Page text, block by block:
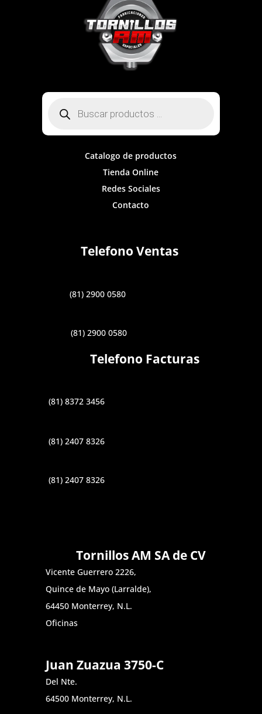
productos
Catalogo de productos
Tienda Online
Redes Sociales
Contacto
Telefono Ventas
(81) 2900 0580
(81) 2900 0580
Telefono Facturas
(81) 8372 3456
(81) 2407 8326
(81) 2407 8326
Tornillos AM SA de CV
Vicente Guerrero 2226,
Quince de Mayo (Larralde),
64450 Monterrey, N.L.
Oficinas
Juan Zuazua 3750-C
Del Nte.
64500 Monterrey, N.L.